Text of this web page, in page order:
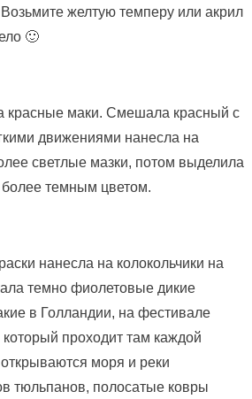
желтую темперу или акрил
🙂
красные маки. Смешала красный с
движениями нанесла на
светлые мазки, потом выделила
темным цветом.
нанесла на колокольчики на
темно фиолетовые дикие
в Голландии, на фестивале
проходит там каждой
моря и реки
тюльпанов, полосатые ковры